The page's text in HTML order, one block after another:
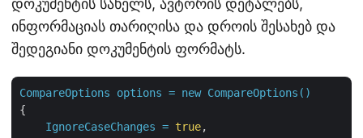
დოკუმენტის სახელს, ავტორის დეტალებს,
ინფორმაციას თარიღისა და დროის შესახებ და
შედეგიანი დოკუმენტის ფორმატს.
CompareOptions options = new CompareOptions()
{
IgnoreCaseChanges = true,